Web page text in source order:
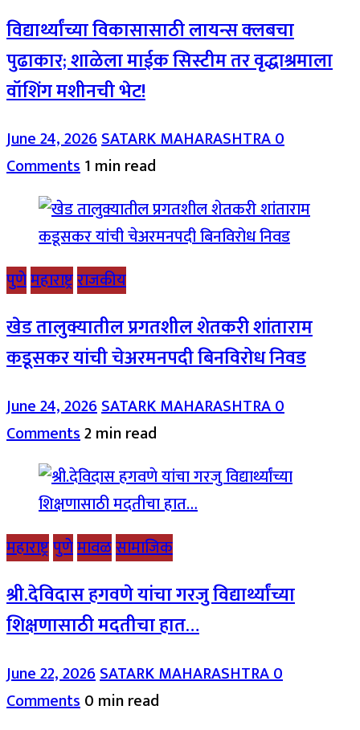
विद्यार्थ्यांच्या विकासासाठी लायन्स क्लबचा
पुढाकार; शाळेला माईक सिस्टीम तर वृद्धाश्रमाला
वॉशिंग मशीनची भेट!
June 24, 2026SATARK MAHARASHTRA0
Comments1 min read
पुणेमहाराष्ट्रराजकीय
खेड तालुक्यातील प्रगतशील शेतकरी शांताराम
कडूसकर यांची चेअरमनपदी बिनविरोध निवड
June 24, 2026SATARK MAHARASHTRA0
Comments2 min read
महाराष्ट्रपुणेमावळसामाजिक
श्री.देविदास हगवणे यांचा गरजु विद्यार्थ्यांच्या
शिक्षणासाठी मदतीचा हात…
June 22, 2026SATARK MAHARASHTRA0
Comments0 min read